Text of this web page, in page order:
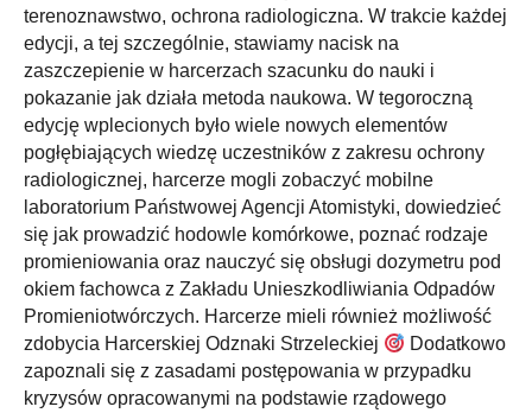
terenoznawstwo, ochrona radiologiczna. W trakcie każdej
edycji, a tej szczególnie, stawiamy nacisk na
zaszczepienie w harcerzach szacunku do nauki i
pokazanie jak działa metoda naukowa. W tegoroczną
edycję wplecionych było wiele nowych elementów
pogłębiających wiedzę uczestników z zakresu ochrony
radiologicznej, harcerze mogli zobaczyć mobilne
laboratorium Państwowej Agencji Atomistyki, dowiedzieć
się jak prowadzić hodowle komórkowe, poznać rodzaje
promieniowania oraz nauczyć się obsługi dozymetru pod
okiem fachowca z Zakładu Unieszkodliwiania Odpadów
Promieniotwórczych. Harcerze mieli również możliwość
zdobycia Harcerskiej Odznaki Strzeleckiej
Dodatkowo
zapoznali się z zasadami postępowania w przypadku
kryzysów opracowanymi na podstawie rządowego